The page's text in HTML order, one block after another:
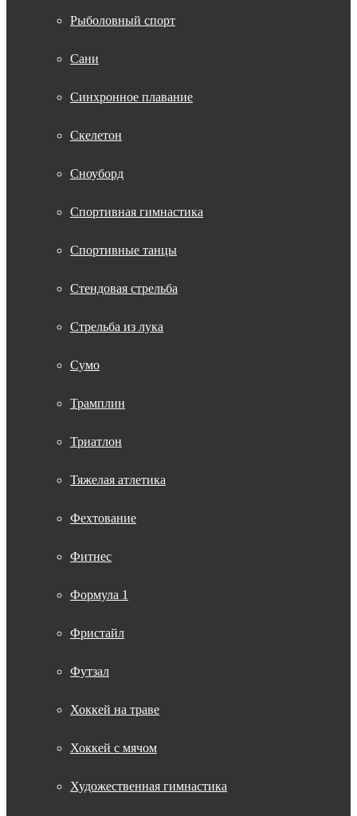
Рыболовный спорт
Сани
Синхронное плавание
Скелетон
Сноуборд
Спортивная гимнастика
Спортивные танцы
Стендовая стрельба
Стрельба из лука
Сумо
Трамплин
Триатлон
Тяжелая атлетика
Фехтование
Фитнес
Формула 1
Фристайл
Футзал
Хоккей на траве
Хоккей с мячом
Художественная гимнастика